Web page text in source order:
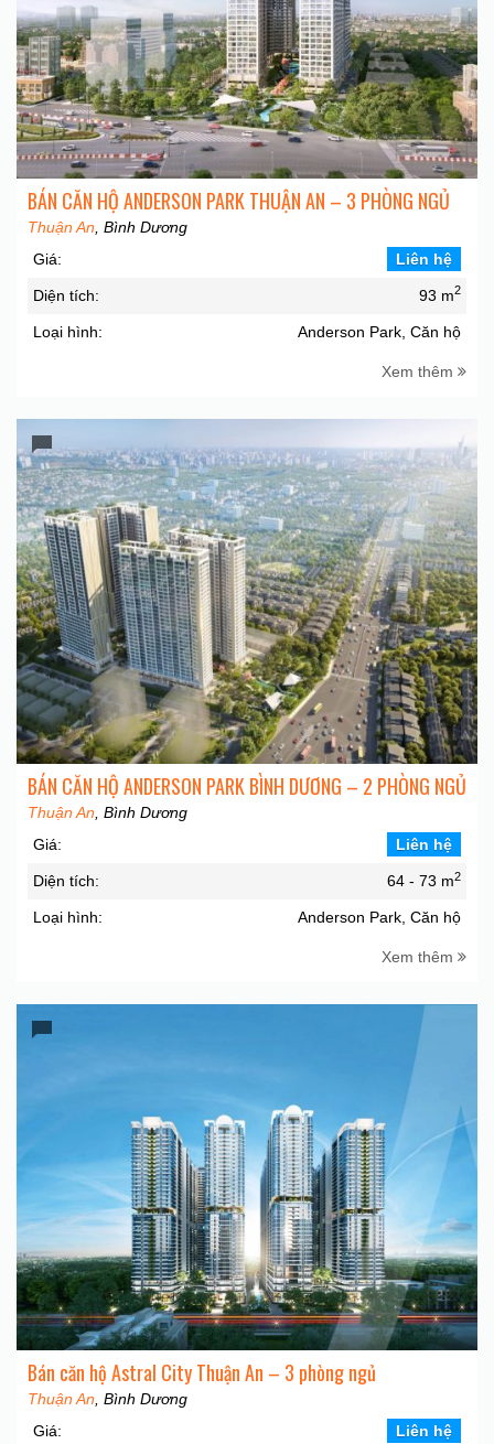
BÁN CĂN HỘ ANDERSON PARK THUẬN AN – 3 PHÒNG NGỦ
Thuận An , Bình Dương
Giá:
Liên hệ
Diện tích: 93 m2
Loại hình: Anderson Park, Căn hộ
Xem thêm
BÁN CĂN HỘ ANDERSON PARK BÌNH DƯƠNG – 2 PHÒNG NGỦ
Thuận An , Bình Dương
Giá:
Liên hệ
Diện tích: 64 - 73 m2
Loại hình: Anderson Park, Căn hộ
Xem thêm
Bán căn hộ Astral City Thuận An – 3 phòng ngủ
Thuận An , Bình Dương
Giá:
Liên hệ